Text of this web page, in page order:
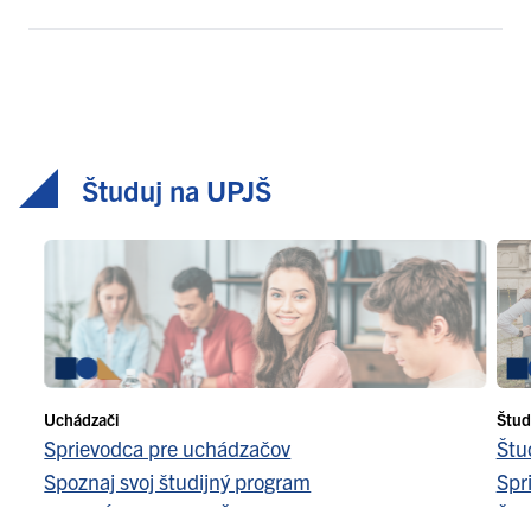
Študuj na UPJŠ
Uchádzači
Sprievodca pre uchádzačov
Spoznaj svoj študijný program